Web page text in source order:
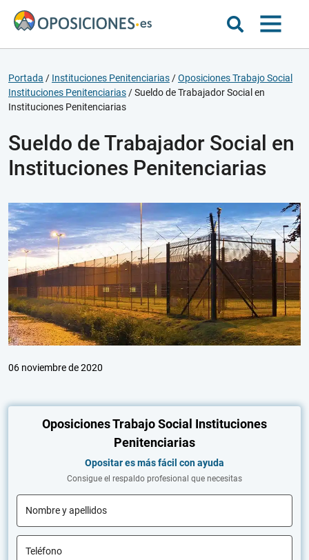
Portada / Instituciones Penitenciarias /Oposiciones Trabajo Social
Instituciones Penitenciarias /Sueldo de Trabajador Social en
Instituciones Penitenciarias
Sueldo de Trabajador Social en
Instituciones Penitenciarias
06 noviembre de 2020
Oposiciones Trabajo Social Instituciones
Penitenciarias
Opositar es más fácil con ayuda
Consigue el respaldo profesional que necesitas
Nombre y apellidos
Teléfono